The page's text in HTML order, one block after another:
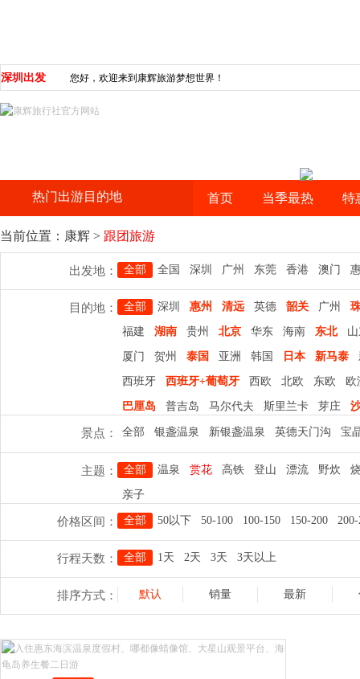
深圳出发 您好，欢迎来到康辉旅游梦想世界！
热门出游目的地 首页 当季最热 特
当前位置： 康辉 > 跟团旅游
出发地： 全部 全国 深圳 广州 东莞 香港 澳门
目的地： 全部 深圳 惠州 清远 英德 韶关 广州
福建 湖南 贵州 北京 华东 海南 东北
厦门 贺州 泰国 亚洲 韩国 日本 新马泰
西班牙 西班牙+葡萄牙 西欧 北欧 东欧 欧
巴厘岛 普吉岛 马尔代夫 斯里兰卡 芽庄
景点： 全部 银盏温泉 新银盏温泉 英德天门沟 宝
珠海长隆海洋王国 广州长隆欢乐世界 长隆野
流溪河国家森林公园
主题： 全部 温泉 赏花 高铁 登山 漂流 野炊
亲子
价格区间： 全部 50以下 50-100 100-150 150-200
行程天数： 全部 1天 2天 3天 3天以上
排序方式： 默认 销量 最新